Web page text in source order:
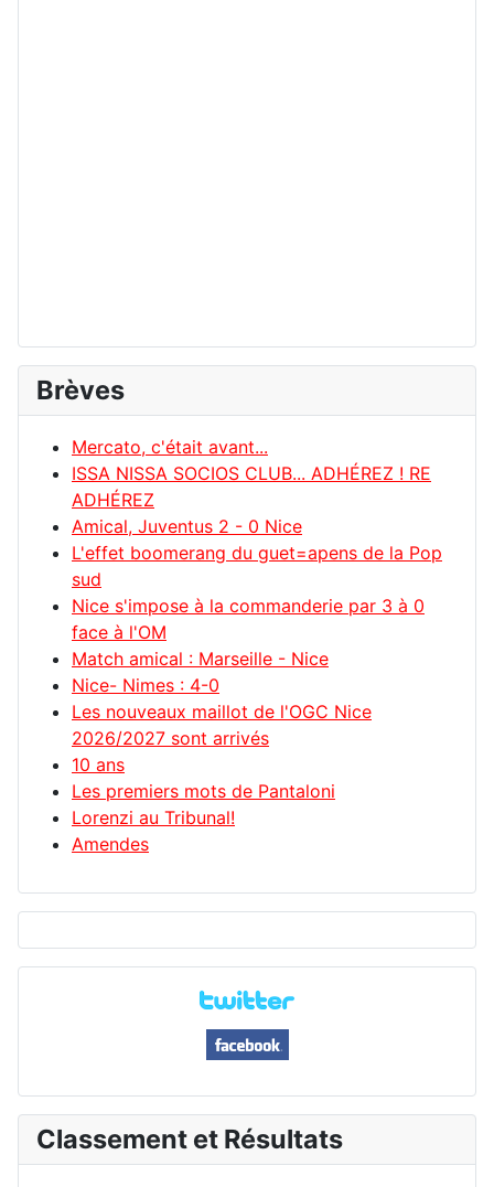
Brèves
Mercato, c'était avant...
ISSA NISSA SOCIOS CLUB... ADHÉREZ ! RE
ADHÉREZ
Amical, Juventus 2 - 0 Nice
L'effet boomerang du guet=apens de la Pop
sud
Nice s'impose à la commanderie par 3 à 0
face à l'OM
Match amical : Marseille - Nice
Nice- Nimes : 4-0
Les nouveaux maillot de l'OGC Nice
2026/2027 sont arrivés
10 ans
Les premiers mots de Pantaloni
Lorenzi au Tribunal!
Amendes
Classement et Résultats